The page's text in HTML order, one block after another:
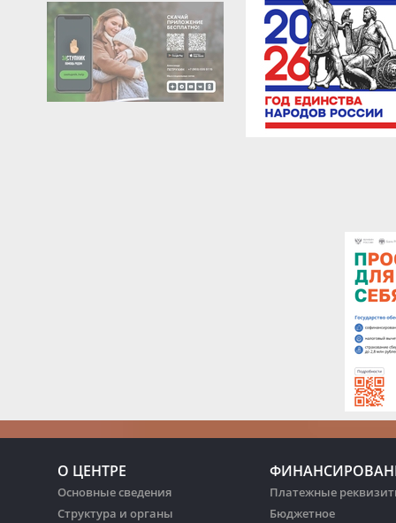
О ЦЕНТРЕ
Основные сведения
Структура и органы
Платежные
Бюджетное